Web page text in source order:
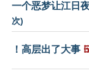
一个恶梦让江日
次)
！高层出了大事